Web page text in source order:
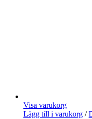
Visa varukorg
Lägg till i varukorg /